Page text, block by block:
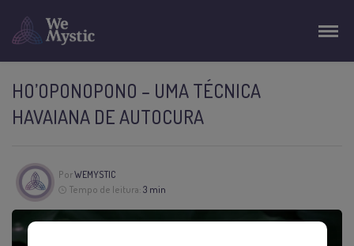
HO’OPONOPONO – UMA TÉCNICA
HAVAIANA DE AUTOCURA
PorWEMYSTIC
Tempo de leitura: 3 min